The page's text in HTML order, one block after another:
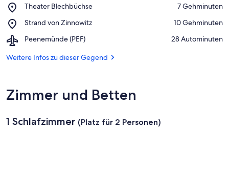
Usedom
Theater Blechbüchse
Place,
Blechbüchse
‪7 Gehminuten‬
Strand von Zinnowitz
Place,
von
‪10 Gehminuten‬
Peenemünde (PEF)
Airport,
(PEF)
‪28 Autominuten‬
Weitere Infos zu dieser Gegend
Zimmer und Betten
1 Schlafzimmer (Platz für 2 Personen)